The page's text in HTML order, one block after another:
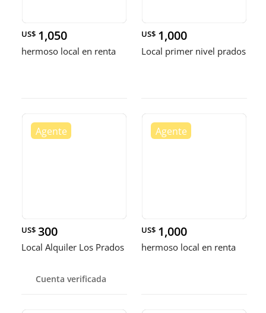
US$ 1,050
hermoso local en renta
US$ 1,000
Local primer nivel prados
US$ 300
Local Alquiler Los Prados
Cuenta verificada
US$ 1,000
hermoso local en renta